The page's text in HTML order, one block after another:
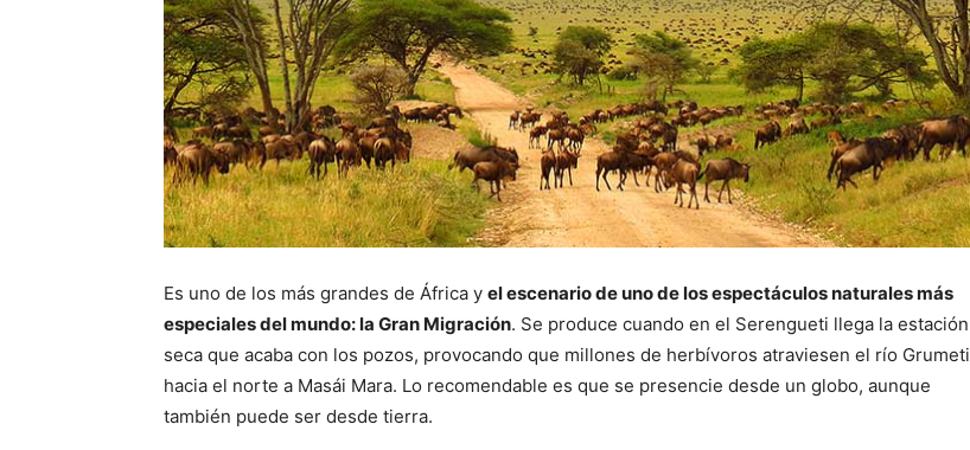
Es uno de los más grandes de África y el escenario de uno de los espectáculos naturales más
especiales del mundo: la Gran Migración. Se produce cuando en el Serengueti llega la estación
seca que acaba con los pozos, provocando que millones de herbívoros atraviesen el río Grumeti
hacia el norte a Masái Mara. Lo recomendable es que se presencie desde un globo, aunque
también puede ser desde tierra.